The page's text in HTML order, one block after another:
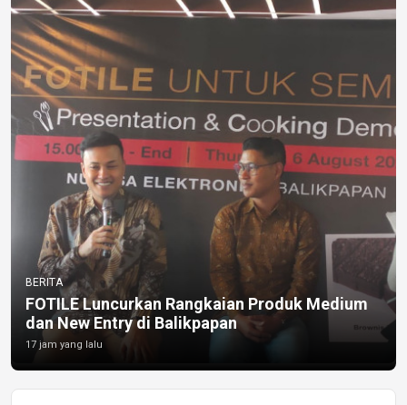
BERITA
FOTILE Luncurkan Rangkaian Produk Medium
dan New Entry di Balikpapan
17 jam yang lalu